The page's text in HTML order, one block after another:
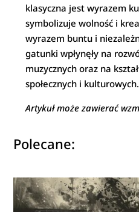
klasyczna jest wyrazem
symbolizuje wolność i
wyrazem buntu i
gatunki wpłynęły na
muzycznych oraz na
społecznych i kulturowych.
Artykuł może zawierać
Polecane: